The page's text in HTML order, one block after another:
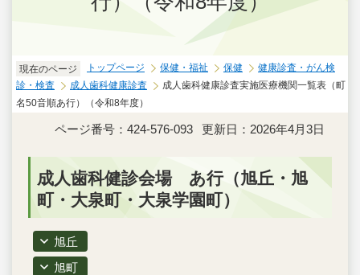
現在のページ トップページ 保健・福祉 保健
健康診査・がん検
診・検査
成人歯科健康診査
成人歯科健康診査実施医療機関一覧表（町
名50音順あ行）（令和8年度）
ページ番号：424-576-093 更新日：2026年4月3日
成人歯科健診会場 あ行（旭丘・旭
町・大泉町・大泉学園町）
旭丘
旭町